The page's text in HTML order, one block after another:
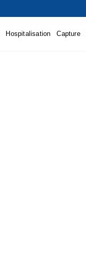
Hospitalisation Capture